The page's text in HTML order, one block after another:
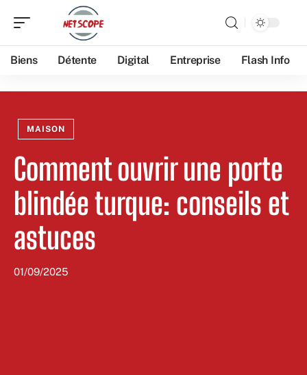
Biens Détente Digital Entreprise Flash Info
MAISON
Comment ouvrir une porte
blindée turque: conseils et
astuces
01/09/2025